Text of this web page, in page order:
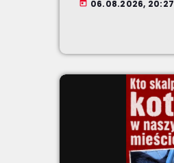
today 06.08.2026, 20:27